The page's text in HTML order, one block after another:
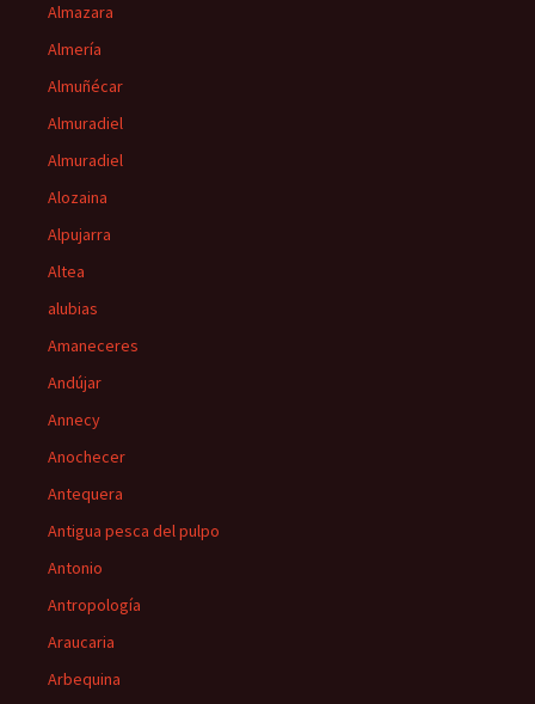
Almazara
Almería
Almuñécar
Almuradiel
Almuradiel
Alozaina
Alpujarra
Altea
alubias
Amaneceres
Andújar
Annecy
Anochecer
Antequera
Antigua pesca del pulpo
Antonio
Antropología
Araucaria
Arbequina